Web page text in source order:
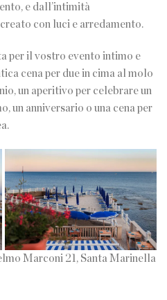
e dall’intimità
con luci e arredamento.
per il vostro evento intimo e
cena per due in cima al molo
un aperitivo per celebrare un
un anniversario o una cena per
Marconi 21, Santa Marinella